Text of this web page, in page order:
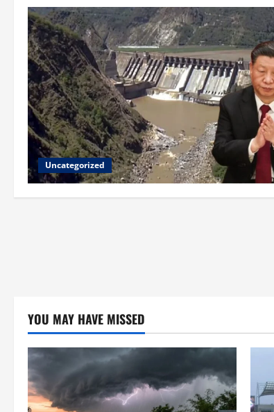
Uncategorized
YOU MAY HAVE MISSED